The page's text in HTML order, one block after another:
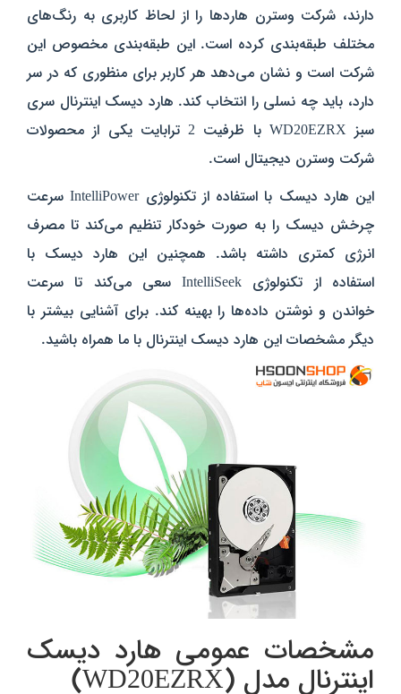
دارند، شرکت وسترن هارد‌ها را از لحاظ کاربری به رنگ‌های
مختلف طبقه‌بندی کرده است. این طبقه‌بندی مخصوص این
شرکت است و نشان می‌دهد هر کاربر برای منظوری که در سر
دارد، باید چه نسلی را انتخاب کند. هارد دیسک اینترنال سری
سبز WD20EZRX با ظرفیت 2 ترابایت یکی از محصولات
شرکت وسترن دیجیتال است.
این هارد دیسک با استفاده از تکنولوژی IntelliPower سرعت
چرخش دیسک را به صورت خودکار تنظیم می‌کند تا مصرف
انرژی کمتری داشته باشد. همچنین این هارد دیسک با
استفاده از تکنولوژی IntelliSeek سعی می‌کند تا سرعت
خواندن و نوشتن داده‌ها را بهینه کند. برای آشنایی بیشتر با
دیگر مشخصات این هارد دیسک اینترنال با ما همراه باشید.
مشخصات عمومی هارد دیسک
اینترنال مدل (WD20EZRX)